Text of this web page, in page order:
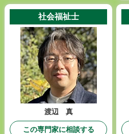
社会福祉士
渡辺 真
この専門家に相談する